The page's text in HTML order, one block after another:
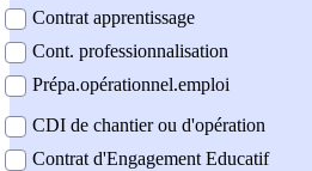
Contrat apprentissage
Cont. professionnalisation
Prépa.opérationnel.emploi
CDI de chantier ou d'opération
Contrat d'Engagement Educatif